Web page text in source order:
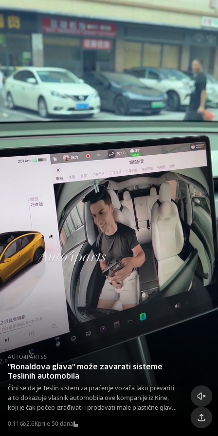
AUTO4PARTSS
"Ronaldova glava" može zavarati sisteme
Teslinih automobila
Čini se da je Teslin sistem za praćenje vozača lako prevariti,
a to dokazuje vlasnik automobila ove kompanije iz Kine,
koji je čak počeo izrađivati i prodavati male plastične glave
vozač prati cestu.
0:11 2.6Kprije 50 dana